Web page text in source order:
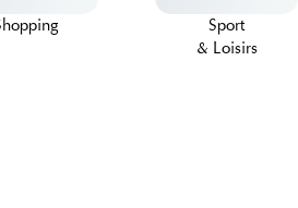
Sport
& Loisirs